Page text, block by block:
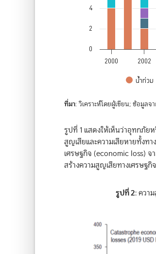
น้ำท่วม
2000 2002
0
2
4
End of interactive chart.
ที่มา: วิเคราะห์โดยผู้เขียน; ข้อมูลจ
รูปที่ 1 แสดงให้เห็นว่าอุทกภัย
สูญเสียและความเสียหายทั้งท
เศรษฐกิจ (economic loss)
สร้างความสูญเสียทางเศรษฐ
รูปที่ 2: ควา